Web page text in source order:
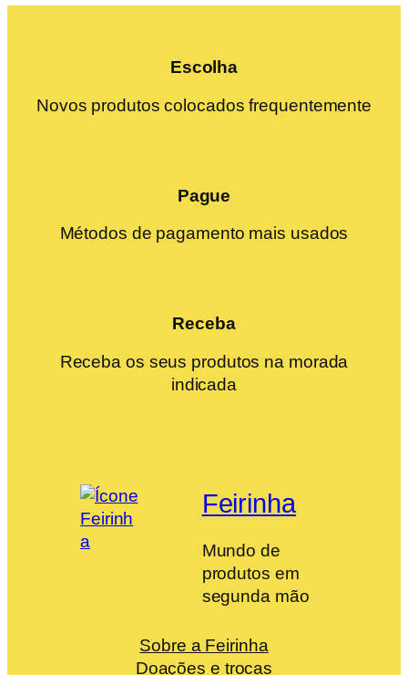
Escolha
Novos produtos colocados frequentemente
Pague
Métodos de pagamento mais usados
Receba
Receba os seus produtos na morada
indicada
Feirinha
Mundo de
produtos em
segunda mão
Sobre a Feirinha
Doações e trocas